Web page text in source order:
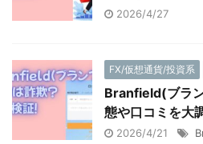
2026/4/27
FX/仮想通貨/投資系
Branfield(ブラ
態や口コミを大
2026/4/21